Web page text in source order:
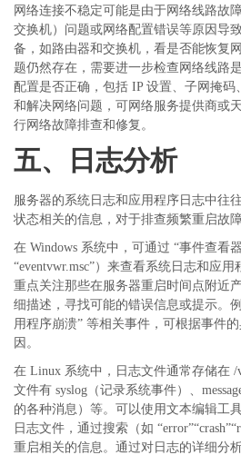
网络连接不稳定可能是由于网络线路故
交换机）问题或网络配置错误等原因导
备，如路由器和交换机，看是否能恢复
题仍然存在，需要进一步检查网络线路
配置是否正确，包括 IP 设置、子网掩码
和解决网络问题，可网络服务提供商或
行网络故障排查和修复。
五、日志分析
服务器的系统日志和应用程序日志中往
状态相关的信息，对于排查频繁重启故
在 Windows 系统中，可通过 “事件查看
“eventvwr.msc”）来查看系统日志和应
重点关注那些在服务器重启时间点附近
细描述，寻找可能的错误信息或提示。
用程序崩溃” 等相关事件，可根据事件
因。
在 Linux 系统中，日志文件通常存储在
文件有 syslog（记录系统事件）、
的各种消息）等。可以使用文本编辑工
日志文件，通过搜索（如
重启相关的信息。通过对日志的详细分